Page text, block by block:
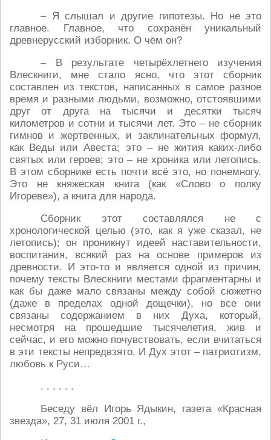
– Я слышал и другие гипотезы. Но не это
главное. Главное, что сохранён уникальный
древнерусский изборник. О чём он?
– В результате четырёхлетнего изучения
Влескниги, мне стало ясно, что этот сборник
составлен из текстов, написанных в самое разное
время и разными людьми, возможно, отстоявшими
друг от друга на тысячи и десятки тысяч
километров и сотни и тысячи лет. Это – не сборник
гимнов и жертвенных, и заклинательных формул,
как Веды или Авеста; это – не жития каких-либо
святых или героев; это – не хроника или летопись.
В этом сборнике есть почти всё это, но понемногу.
Это не княжеская книга (как «Слово о полку
Игореве»), а книга для народа.
Сборник этот составлялся не с
хронологической целью (это, как я уже сказал, не
летопись); он проникнут идеей наставительности,
воспитания, всякий раз на основе примеров из
древности. И это-то и является одной из причин,
почему тексты Влескниги местами фрагментарны и
как бы даже мало связаны между собой сюжетно
(даже в пределах одной дощечки), но все они
связаны содержанием в них Духа, который,
несмотря на прошедшие тысячелетия, жив и
сейчас, и его можно почувствовать, если вчитаться
в эти тексты непредвзято. И Дух этот – патриотизм,
любовь к Руси…
. . . . . .
Беседу вёл Игорь Ядыкин, газета «Красная
звезда», 27, 31 июля 2001 г.,